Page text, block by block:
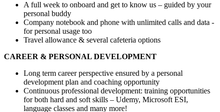
A full week to onboard and get to know us – guided by your
personal buddy
Company notebook and phone with unlimited calls and data -
for personal usage too
Travel allowance & several cafeteria options
CAREER & PERSONAL DEVELOPMENT
Long term career perspective ensured by a personal
development plan and coaching opportunity
Continuous professional development: training opportunities
for both hard and soft skills – Udemy, Microsoft ESI,
language classes and many more!